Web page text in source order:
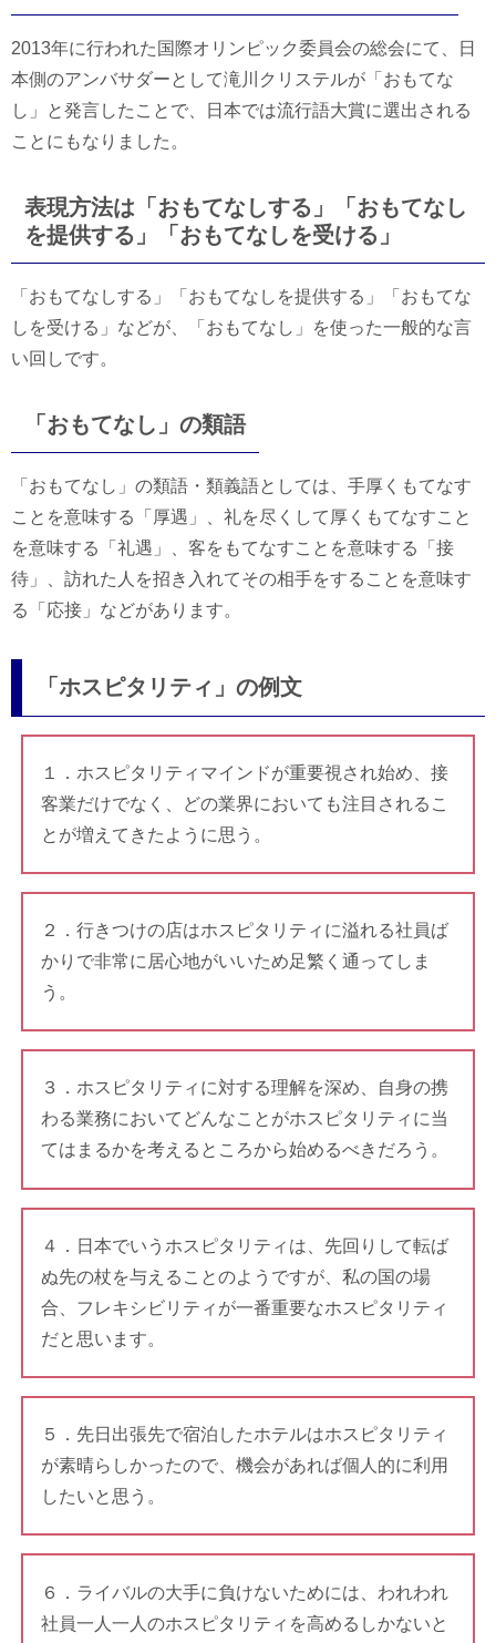
2013年に行われた国際オリンピック委員会の総会にて、日
本側のアンバサダーとして滝川クリステルが「おもてな
し」と発言したことで、日本では流行語大賞に選出される
ことにもなりました。
表現方法は「おもてなしする」「おもてなし
を提供する」「おもてなしを受ける」
「おもてなしする」「おもてなしを提供する」「おもてな
しを受ける」などが、「おもてなし」を使った一般的な言
い回しです。
「おもてなし」の類語
「おもてなし」の類語・類義語としては、手厚くもてなす
ことを意味する「厚遇」、礼を尽くして厚くもてなすこと
を意味する「礼遇」、客をもてなすことを意味する「接
待」、訪れた人を招き入れてその相手をすることを意味す
る「応接」などがあります。
「ホスピタリティ」の例文
１．ホスピタリティマインドが重要視され始め、接
客業だけでなく、どの業界においても注目されるこ
とが増えてきたように思う。
２．行きつけの店はホスピタリティに溢れる社員ば
かりで非常に居心地がいいため足繁く通ってしま
う。
３．ホスピタリティに対する理解を深め、自身の携
わる業務においてどんなことがホスピタリティに当
てはまるかを考えるところから始めるべきだろう。
４．日本でいうホスピタリティは、先回りして転ば
ぬ先の杖を与えることのようですが、私の国の場
合、フレキシビリティが一番重要なホスピタリティ
だと思います。
５．先日出張先で宿泊したホテルはホスピタリティ
が素晴らしかったので、機会があれば個人的に利用
したいと思う。
６．ライバルの大手に負けないためには、われわれ
社員一人一人のホスピタリティを高めるしかないと